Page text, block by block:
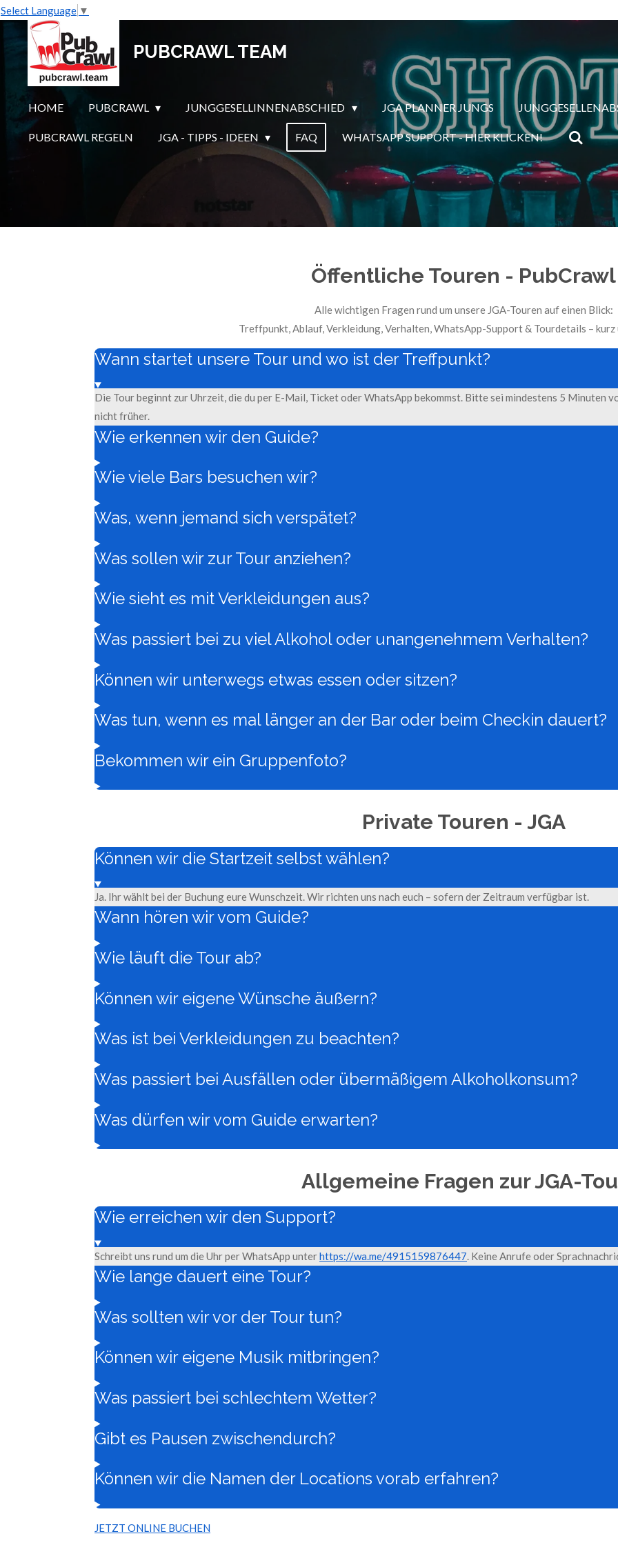
Select Language ▼
Zum
Hauptinhalt
springen
PUBCRAWL TEAM
HOME PUBCRAWL JUNGGESELLINNENABSCHIED JGA PLANNER JUNGS
PUBCRAWL REGELN JGA - TIPPS - IDEEN FAQ WHATSAPP SUPPORT - HIER KLICKEN!
Öffentliche Touren - PubCrawl
Alle wichtigen Fragen rund um unsere JGA-Touren auf einen Blick:
Treffpunkt, Ablauf, Verkleidung, Verhalten, WhatsApp-Support & Tourdetails –
Wann startet unsere Tour und wo ist der Treffpunkt?
Die Tour beginnt zur Uhrzeit, die du per E-Mail, Ticket oder WhatsApp bekommst. Bitte sei mindestens 5 Minuten
nicht früher.
Wie erkennen wir den Guide?
Wie viele Bars besuchen wir?
Was, wenn jemand sich verspätet?
Was sollen wir zur Tour anziehen?
Wie sieht es mit Verkleidungen aus?
Was passiert bei zu viel Alkohol oder unangenehmem Verhalten?
Können wir unterwegs etwas essen oder sitzen?
Was tun, wenn es mal länger an der Bar oder beim Checkin dauert?
Bekommen wir ein Gruppenfoto?
Private Touren - JGA
Können wir die Startzeit selbst wählen?
Ja. Ihr wählt bei der Buchung eure Wunschzeit. Wir richten uns nach euch – sofern der Zeitraum verfügbar ist.
Wann hören wir vom Guide?
Wie läuft die Tour ab?
Können wir eigene Wünsche äußern?
Was ist bei Verkleidungen zu beachten?
Was passiert bei Ausfällen oder übermäßigem Alkoholkonsum?
Was dürfen wir vom Guide erwarten?
Allgemeine Fragen zur JGA-
Wie erreichen wir den Support?
Schreibt uns rund um die Uhr per WhatsApp unterhttps://wa.me/4915159876447. Keine Anrufe oder
Wie lange dauert eine Tour?
Was sollten wir vor der Tour tun?
Können wir eigene Musik mitbringen?
Was passiert bei schlechtem Wetter?
Gibt es Pausen zwischendurch?
Können wir die Namen der Locations vorab erfahren?
JETZT ONLINE BUCHEN